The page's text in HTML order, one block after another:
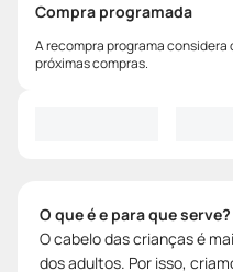
Compra programada
A recompra programa
próximas compras.
O que é e para que serve?
O cabelo das crianças é
dos adultos. Por isso,